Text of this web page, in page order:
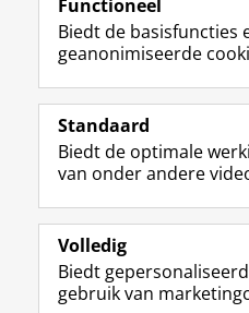
Volg de RUG
Studiekiezers
Alumni
Over ons
Functioneel
Biedt de basisfuncties
geanonimiseerde
Standaard
Biedt de optimale
van onder andere
Volledig
Biedt
gebruik van